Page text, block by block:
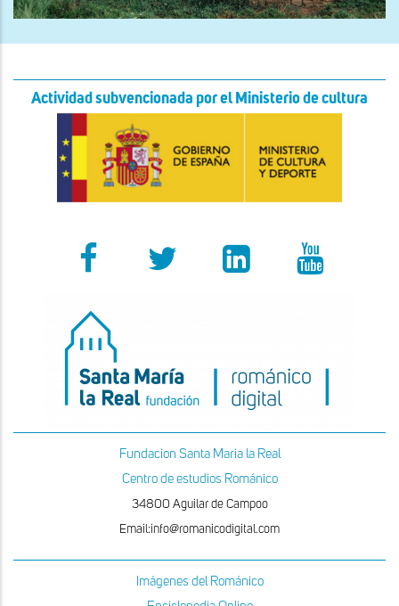
Actividad subvencionada por el Ministerio de cultura
Fundacion Santa Maria la Real
Centro de estudios Románico
34800 Aguilar de Campoo
Email:info@romanicodigital.com
Imágenes del Románico